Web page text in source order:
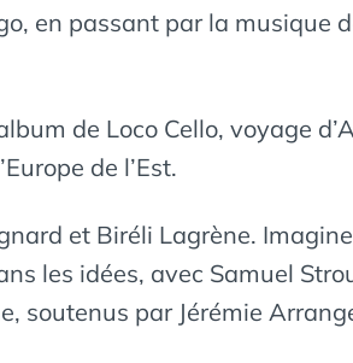
en passant par la musique
de Loco Cello, voyage
de l’Est.
et Biréli Lagrène.
les idées, avec Samuel
soutenus par Jérémie